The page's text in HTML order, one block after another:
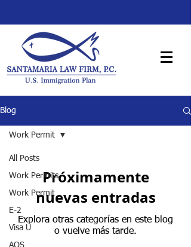
Blog
All Posts
Work Permits
Work Permit
E-2
Visa U
AOS
Work Permit
Próximamente
nuevas entradas
Explora otras categorías en este blog
o vuelve más tarde.